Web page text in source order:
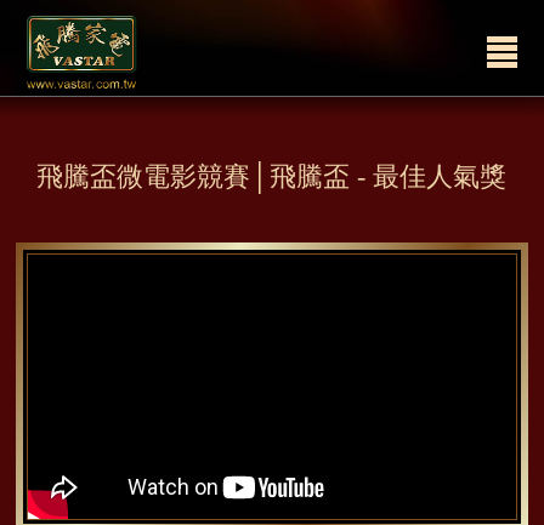
飛騰盃微電影競賽│飛騰盃 - 最佳人氣獎